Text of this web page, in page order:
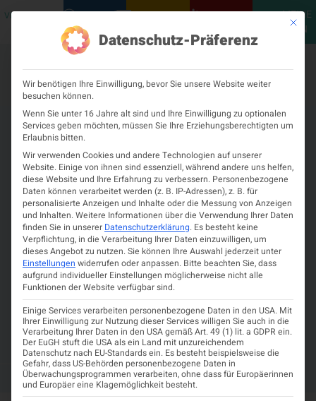
VERANSTALTUNGENPODCASTS NEUROLOGISCH KONTAKT
MEINE
ÖGN
Ausblick ÖGN JT 2024: Auf ein
Wiedersehen 2024 in Wien
Mai 21, 2024 11:44 a.m.
Mit
Datenschutz-Präferenz
Wir benötigen Ihre Einwilligung, bevor Sie unsere Website weiter
besuchen können.
Wenn Sie unter 16 Jahre alt sind und Ihre Einwilligung zu optionalen
Services geben möchten, müssen Sie Ihre Erziehungsberechtigten um
Erlaubnis bitten.
Wir verwenden Cookies und andere Technologien auf unserer
Website. Einige von ihnen sind essenziell, während andere uns helfen,
diese Website und Ihre Erfahrung zu verbessern. Personenbezogene
Daten können verarbeitet werden (z. B. IP-Adressen), z. B. für
personalisierte Anzeigen und Inhalte oder die Messung von Anzeigen
und Inhalten.Weitere Informationen über die Verwendung Ihrer Daten
finden Sie in unserer Datenschutzerklärung. Es besteht keine
Verpflichtung, in die Verarbeitung Ihrer Daten einzuwilligen, um
dieses Angebot zu nutzen.Sie können Ihre Auswahl jederzeit unter
Einstellungen widerrufen oder anpassen. Bitte beachten Sie, dass
aufgrund individueller Einstellungen möglicherweise nicht alle
Funktionen der Website verfügbar sind.
Einige Services verarbeiten personenbezogene Daten in den USA. Mit
Ihrer Einwilligung zur Nutzung dieser Services willigen Sie auch in die
Verarbeitung Ihrer Daten in den USA gemäß Art. 49 (1) lit. a GDPR ein.
Der EuGH stuft die USA als ein Land mit unzureichendem
Datenschutz nach EU-Standards ein. Es besteht beispielsweise die
Gefahr, dass US-Behörden personenbezogene Daten in
Überwachungsprogrammen verarbeiten, ohne dass für Europäerinnen
und Europäer eine Klagemöglichkeit besteht.